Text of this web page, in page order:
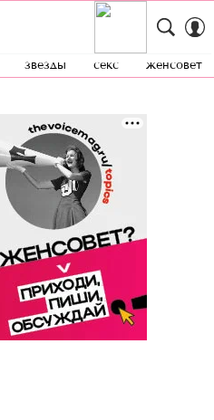
звезды секс женсовет